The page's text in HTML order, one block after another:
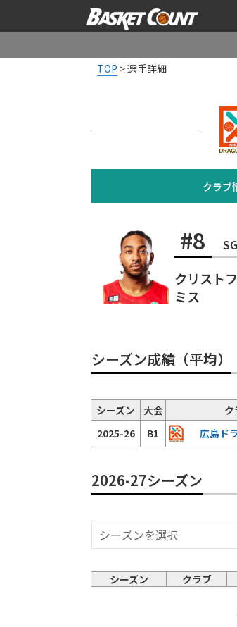
TOP >選手詳細
クラブ
#8
クリスト
ミス
シーズン成績（平均）
シーズン 大会 ク
2025-26
B1 広島ド
2026-27シーズン
シーズン クラブ